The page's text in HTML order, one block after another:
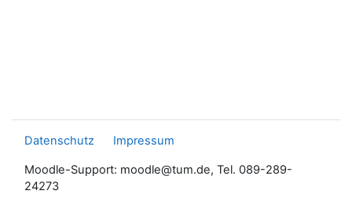
Datenschutz Impressum
Moodle-Support: moodle@tum.de, Tel. 089-289-
24273